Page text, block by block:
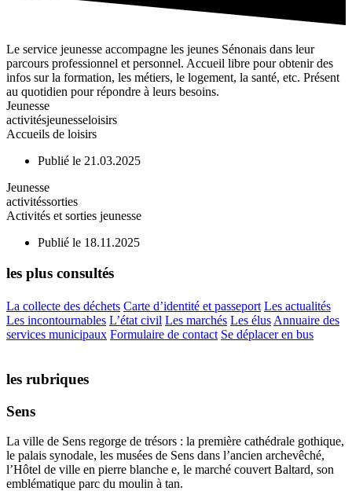
Le service jeunesse accompagne les jeunes Sénonais dans leur
parcours professionnel et personnel. Accueil libre pour obtenir des
infos sur la formation, les métiers, le logement, la santé, etc. Présent
au quotidien pour répondre à leurs besoins.
Jeunesse
activitésjeunesseloisirs
Accueils de loisirs
Publié le 21.03.2025
Jeunesse
activitéssorties
Activités et sorties jeunesse
Publié le 18.11.2025
les plus consultés
La collecte des déchets Carte d’identité et passeport Les actualités
Les incontournables L’état civil Les marchés Les élus Annuaire des
services municipaux Formulaire de contact Se déplacer en bus
les rubriques
Sens
La ville de Sens regorge de trésors : la première cathédrale gothique,
le palais synodale, les musées de Sens dans l’ancien archevêché,
l’Hôtel de ville en pierre blanche e, le marché couvert Baltard, son
emblématique parc du moulin à tan.